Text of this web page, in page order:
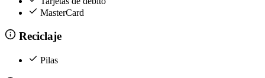
MasterCard
Reciclaje
Pilas